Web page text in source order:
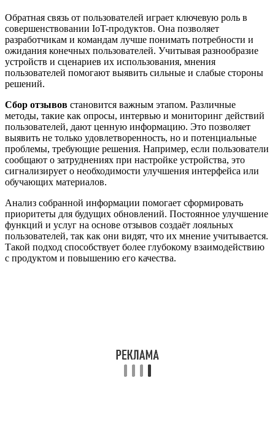
Обратная связь от пользователей играет ключевую роль в
совершенствовании IoT-продуктов. Она позволяет
разработчикам и командам лучше понимать потребности и
ожидания конечных пользователей. Учитывая разнообразие
устройств и сценариев их использования, мнения
пользователей помогают выявить сильные и слабые стороны
решений.
Сбор отзывов становится важным этапом. Различные
методы, такие как опросы, интервью и мониторинг действий
пользователей, дают ценную информацию. Это позволяет
выявить не только удовлетворенность, но и потенциальные
проблемы, требующие решения. Например, если пользователи
сообщают о затруднениях при настройке устройства, это
сигнализирует о необходимости улучшения интерфейса или
обучающих материалов.
Анализ собранной информации помогает сформировать
приоритеты для будущих обновлений. Постоянное улучшение
функций и услуг на основе отзывов создаёт лояльных
пользователей, так как они видят, что их мнение учитывается.
Такой подход способствует более глубокому взаимодействию
с продуктом и повышению его качества.